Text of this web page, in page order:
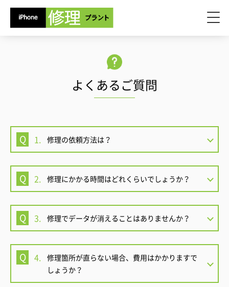
よくあるご質問
1. 修理の依頼方法は？
2. 修理にかかる時間はどれくらいでしょうか？
3. 修理でデータが消えることはありませんか？
4.
修理箇所が直らない場合、費用はかかりますで
しょうか？